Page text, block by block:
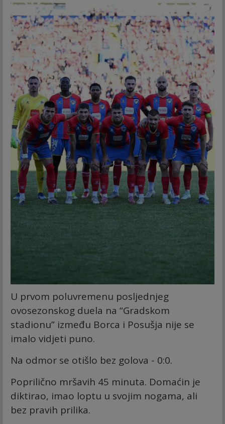
U prvom poluvremenu posljednjeg
ovosezonskog duela na “Gradskom
stadionu” između Borca i Posušja nije se
imalo vidjeti puno.
Na odmor se otišlo bez golova - 0:0.
Poprilično mršavih 45 minuta. Domaćin je
diktirao, imao loptu u svojim nogama, ali
bez pravih prilika.